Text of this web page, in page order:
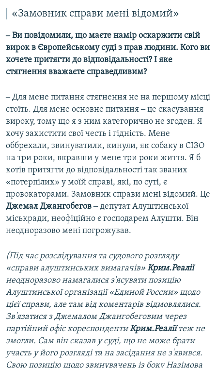
«Замовник справи мені відомий»
‒ Ви повідомили, що маєте намір оскаржити свій
вирок в Європейському суді з прав людини. Кого ви
хочете притягти до відповідальності? І яке
стягнення вважаєте справедливим?
‒ Для мене питання стягнення не на першому місці
стоїть. Для мене основне питання ‒ це скасування
вироку, тому що я з ним категорично не згоден. Я
хочу захистити свої честь і гідність. Мене
оббрехали, звинуватили, кинули, як собаку в СІЗО
на три роки, вкравши у мене три роки життя. Я б
хотів притягти до відповідальності так званих
«потерпілих» у моїй справі, які, по суті, є
провокаторами. Замовник справи мені відомий. Це
Джемал Джангобегов‒ депутат Алуштинської
міськради, неофіційно є господарем Алушти. Він
неодноразово мені погрожував.
(Під час розслідування та судового розгляду
«справи алуштинських вимагачів» Крим.Реалії
неодноразово намагалися з'ясувати позицію
Алуштинської організації «Единой России» щодо
цієї справи, але там від коментарів відмовлялися.
Зв'язатися з Джемалом Джангобеговим через
партійний офіс кореспондентиКрим.Реаліїтеж не
змогли. Сам він сказав у суді, що не може брати
участь у його розгляді та на засідання не з'явився.
Свою позицію щодо звинувачень із боку Назімова